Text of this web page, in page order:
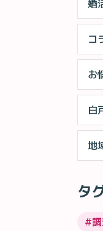
婚
コ
お
白
地
タ
#